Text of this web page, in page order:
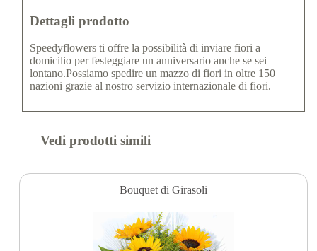
Dettagli prodotto
Speedyflowers ti offre la possibilità di inviare fiori a
domicilio per festeggiare un anniversario anche se sei
lontano.Possiamo spedire un mazzo di fiori in oltre 150
nazioni grazie al nostro servizio internazionale di fiori.
Vedi prodotti simili
Bouquet di Girasoli